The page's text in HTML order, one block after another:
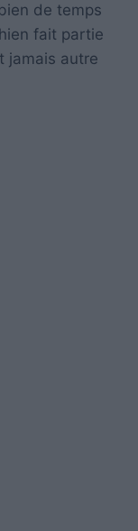
de temps
fait partie
jamais autre